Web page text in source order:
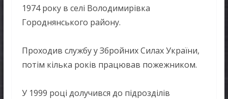
1974 року в селі Володимирівка
Городнянського району.
Проходив службу у Збройних Силах України,
потім кілька років працював пожежником.
У 1999 році долучився до підрозділів